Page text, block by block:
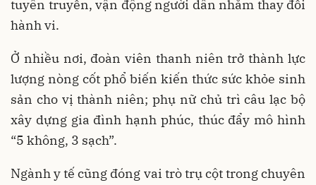
tuyên truyền, vận động người dân nhằm thay đổi
hành vi.
Ở nhiều nơi, đoàn viên thanh niên trở thành lực
lượng nòng cốt phổ biến kiến thức sức khỏe sinh
sản cho vị thành niên; phụ nữ chủ trì câu lạc bộ
xây dựng gia đình hạnh phúc, thúc đẩy mô hình
“5 không, 3 sạch”.
Ngành y tế cũng đóng vai trò trụ cột trong chuyên